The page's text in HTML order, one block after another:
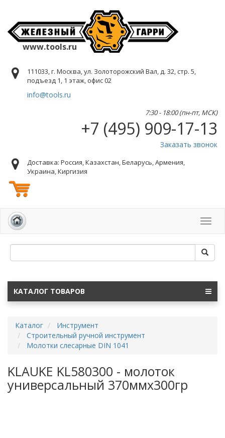
www.tools.ru
111033, г. Москва, ул. Золоторожский Вал, д. 32, стр. 5,
подъезд 1, 1 этаж, офис 02
info@tools.ru
7:30 - 18:00 (пн-пт, МСК)
+7 (495) 909-17-13
Заказать звонок
Доставка: Россия, Казахстан, Беларусь, Армения,
Украина, Киргизия
КАТАЛОГ ТОВАРОВ
Каталог
Инструмент
Строительный ручной инструмент
Молотки слесарные DIN 1041
KLAUKE KL580300 - молоток
универсальный 370ммх300гр